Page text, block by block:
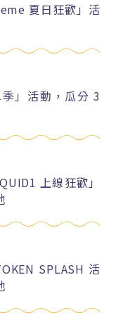
夏日狂歡」活
」活動，瓜分 3
上線狂歡」
SPLASH 活